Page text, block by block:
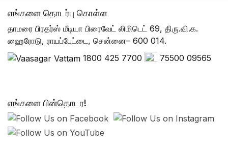
எங்களை தொடர்பு கொள்ள
தாமரை பிரதர்ஸ் மீடியா பிரைவேட் லிமிடெட் 69, திரு.வி.க.
ஹைரோடு, ராயப்பேட்டை, சென்னை– 600 014.
1800 425 7700
75500 09565
எங்களை பின்தொடர!